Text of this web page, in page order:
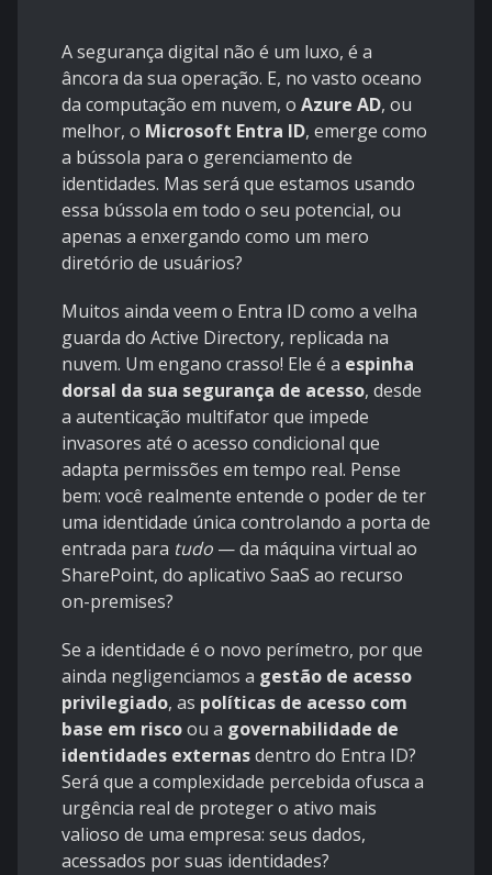
A segurança digital não é um luxo, é a
âncora da sua operação. E, no vasto oceano
da computação em nuvem, o Azure AD, ou
melhor, o Microsoft Entra ID, emerge como
a bússola para o gerenciamento de
identidades. Mas será que estamos usando
essa bússola em todo o seu potencial, ou
apenas a enxergando como um mero
diretório de usuários?
Muitos ainda veem o Entra ID como a velha
guarda do Active Directory, replicada na
nuvem. Um engano crasso! Ele é a espinha
dorsal da sua segurança de acesso, desde
a autenticação multifator que impede
invasores até o acesso condicional que
adapta permissões em tempo real. Pense
bem: você realmente entende o poder de ter
uma identidade única controlando a porta de
entrada para tudo — da máquina virtual ao
SharePoint, do aplicativo SaaS ao recurso
on-premises?
Se a identidade é o novo perímetro, por que
ainda negligenciamos a gestão de acesso
privilegiado, as políticas de acesso com
base em riscoou a governabilidade de
identidades externasdentro do Entra ID?
Será que a complexidade percebida ofusca a
urgência real de proteger o ativo mais
valioso de uma empresa: seus dados,
acessados por suas identidades?